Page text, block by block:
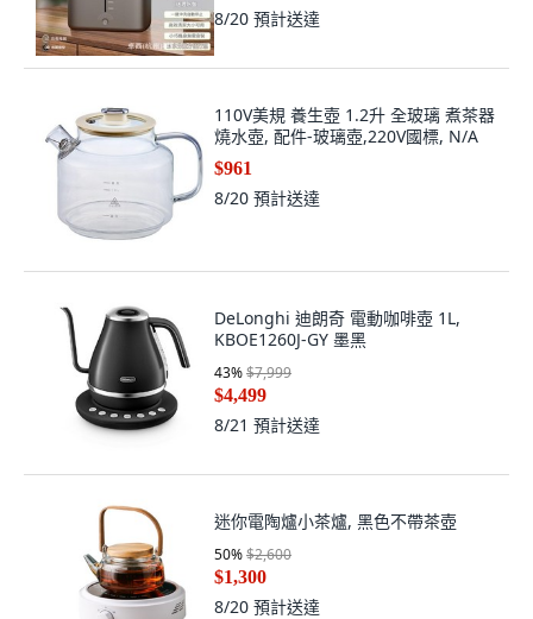
8/20 預計送達
110V美規 養生壺 1.2升 全玻璃 煮茶器
燒水壺, 配件-玻璃壺,220V國標, N/A
$961
8/20 預計送達
DeLonghi 迪朗奇 電動咖啡壺 1L,
KBOE1260J-GY 墨黑
43%$7,999
$4,499
8/21 預計送達
迷你電陶爐小茶爐, 黑色不帶茶壺
50%$2,600
$1,300
8/20 預計送達